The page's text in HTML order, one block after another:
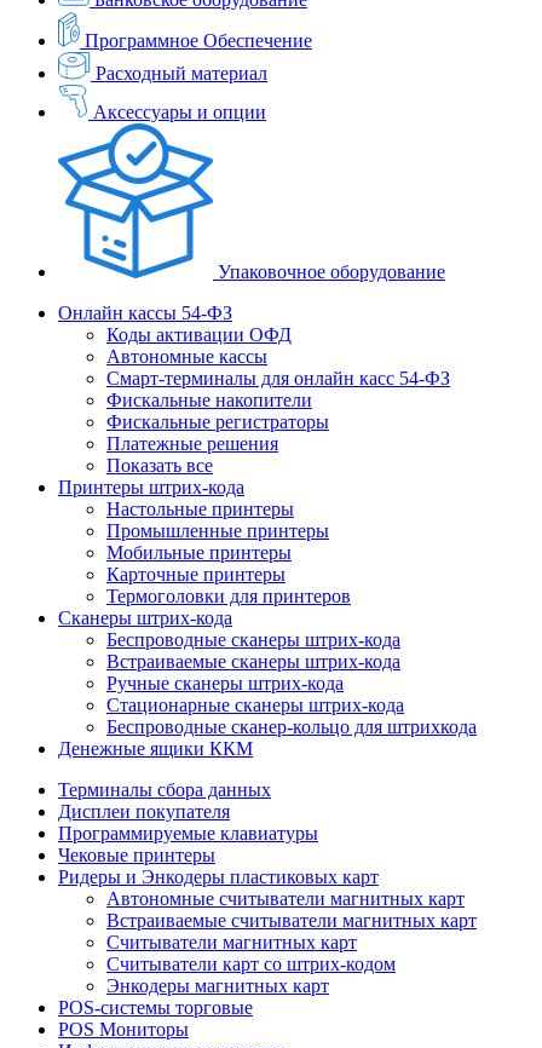
Программное Обеспечение
Расходный материал
Аксессуары и опции
Упаковочное оборудование
Онлайн кассы 54-ФЗ
Коды активации ОФД
Автономные кассы
Смарт-терминалы для онлайн касс 54-ФЗ
Фискальные накопители
Фискальные регистраторы
Платежные решения
Показать все
Принтеры штрих-кода
Настольные принтеры
Промышленные принтеры
Мобильные принтеры
Карточные принтеры
Термоголовки для принтеров
Сканеры штрих-кода
Беспроводные сканеры штрих-кода
Встраиваемые сканеры штрих-кода
Ручные сканеры штрих-кода
Стационарные сканеры штрих-кода
Беспроводные сканер-кольцо для штрихкода
Денежные ящики ККМ
Терминалы сбора данных
Дисплеи покупателя
Программируемые клавиатуры
Чековые принтеры
Ридеры и Энкодеры пластиковых карт
Автономные считыватели магнитных карт
Встраиваемые считыватели магнитных карт
Считыватели магнитных карт
Считыватели карт со штрих-кодом
Энкодеры магнитных карт
POS-системы торговые
POS Мониторы